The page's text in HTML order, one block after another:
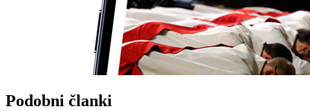
Podobni članki